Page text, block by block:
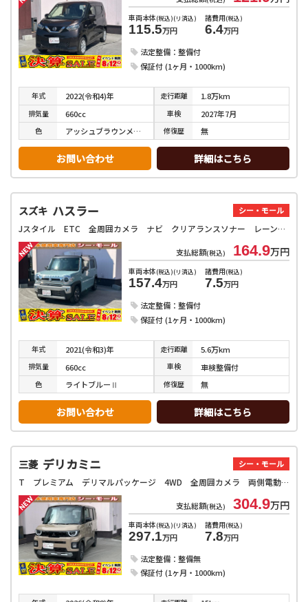
車両本体(税込)(リ済込)
115.5万円
諸費用(税込)
6.4万円
法定整備：整備付
保証付 (1ヶ月・1000km)
年式 2022(令和4)年 走行距離 1.8万km
排気量 660cc 車検 2027年7月
色 アッシュブラウンメタリック 修復歴 無
お問い合わせ 詳細はこちら
スズキ ハスラー シー・モール
Jスタイル ETC 全周囲カメラ ナビ クリアランスソナー レーンアシスト 衝突被害軽減システム オートライト スマートキー アイドリングストップ 電動格納ミラー シートヒーター CVT ESC CD USB
支払総額(税込) 164.9万円
車両本体(税込)(リ済込)
157.4万円
諸費用(税込)
7.5万円
法定整備：整備付
保証付 (1ヶ月・1000km)
年式 2021(令和3)年 走行距離 5.6万km
排気量 660cc 車検 車検整備付
色 ライトブルーⅡ 修復歴 無
お問い合わせ 詳細はこちら
三菱 デリカミニ シー・モール
T プレミアム デリマルパッケージ 4WD 全周囲カメラ 両側電動スライドドア クリアランスソナー オートクルーズコントロール オートマチックハイビーム オートライト スマートキー アイドリングストップ 電動格納ミラー シートヒーター
支払総額(税込) 304.9万円
車両本体(税込)(リ済込)
297.1万円
諸費用(税込)
7.8万円
法定整備：整備無
保証付 (1ヶ月・1000km)